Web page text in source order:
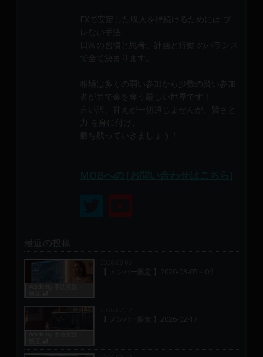
FXで安定した収入を得続けるためには ブ
レない手法、
日常の習慣と思考、計画と行動 のバランス
で全て決まります。
相場は多くの弱い参加から少数の賢い参加
者が力で金を奪う厳しい世界です！
言い訳、甘えが一切通じませんが、賢さと
力 を身に付け、
勝ち残っていきましょう！
最近の投稿
【 メンバー限定 】2026-03-05～06
【 メンバー限定 】2026-02-17